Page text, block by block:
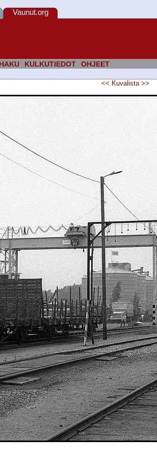
HAKU KULKUTIEDOT OHJEET
Vaunut.org
<< Kuvalista >>